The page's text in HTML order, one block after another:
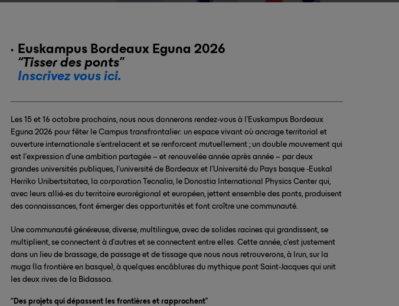
Euskampus Bordeaux Eguna 2026
“Tisser des ponts”
Inscrivez vous ici.
Les 15 et 16 octobre prochains, nous nous donnerons rendez-vous à l’Euskampus Bordeaux
Eguna 2026 pour fêter le Campus transfrontalier: un espace vivant où ancrage territorial et
ouverture internationale s'entrelacent et se renforcent mutuellement ; un double mouvement qui
est l’expression d’une ambition partagée – et renouvelée année après année – par deux
grandes universités publiques, l’université de Bordeaux et l’Université du Pays basque -Euskal
Herriko Unibertsitatea, la corporation Tecnalia, le Donostia International Physics Center qui,
avec leurs allié-es du territoire eurorégional et européen, jettent ensemble des ponts, produisent
des connaissances, font émerger des opportunités et font croître une communauté.
Une communauté généreuse, diverse, multilingue, avec de solides racines qui grandissent, se
multiplient, se connectent à d’autres et se connectent entre elles. Cette année, c’est justement
dans un lieu de brassage, de passage et de tissage que nous nous retrouverons, à Irun, sur la
muga (la frontière en basque), à quelques encâblures du mythique pont Saint-Jacques qui unit
les deux rives de la Bidassoa.
“Des projets qui dépassent les frontières et rapprochent”